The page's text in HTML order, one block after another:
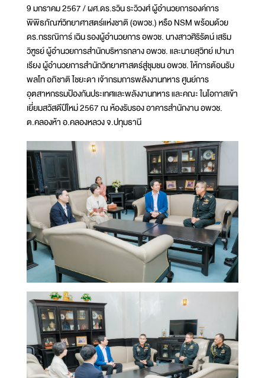
9 มกราคม 2567 / ผศ.ดร.รวิน ระวิวงศ์ ผู้อำนวยการองค์การ
พิพิธภัณฑ์วิทยาศาสตร์แห่งชาติ (อพวช.) หรือ NSM พร้อมด้วย
ดร.กรรณิการ์ เฉิน รองผู้อำนวยการ อพวช. นางสาวศิริรัตน์ เสริม
วิฑูรย์ ผู้อำนวยการสำนักบริหารกลาง อพวช. และนายสุวิทย์ เปานา
เรียง ผู้อำนวยการสำนักวิทยาศาสตร์สู่ชุมชน อพวช. ให้การต้อนรับ
พลโท อภิชาติ ไชยะดา เจ้ากรมการพลังงานทหาร ศูนย์การ
อุตสาหกรรมป้องกันประเทศและพลังงานทหาร และคณะ ในโอกาสเข้า
เยี่ยมสวัสดีปีใหม่ 2567 ณ ห้องรับรอง อาคารสำนักงาน อพวช.
ต.คลองห้า อ.คลองหลวง จ.ปทุมธานี